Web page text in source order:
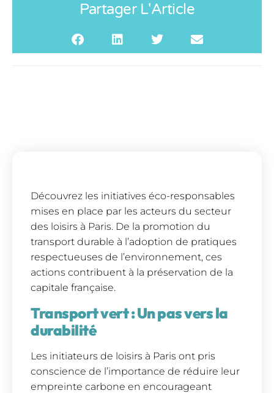
Partager L'Article
Découvrez les initiatives éco-responsables
mises en place par les acteurs du secteur
des loisirs à Paris. De la promotion du
transport durable à l’adoption de pratiques
respectueuses de l’environnement, ces
actions contribuent à la préservation de la
capitale française.
Transport vert : Un pas vers la
durabilité
Les initiateurs de loisirs à Paris ont pris
conscience de l’importance de réduire leur
empreinte carbone en encourageant